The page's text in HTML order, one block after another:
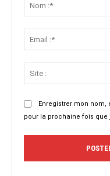
Enregistrer mon nom,
pour la prochaine fois que